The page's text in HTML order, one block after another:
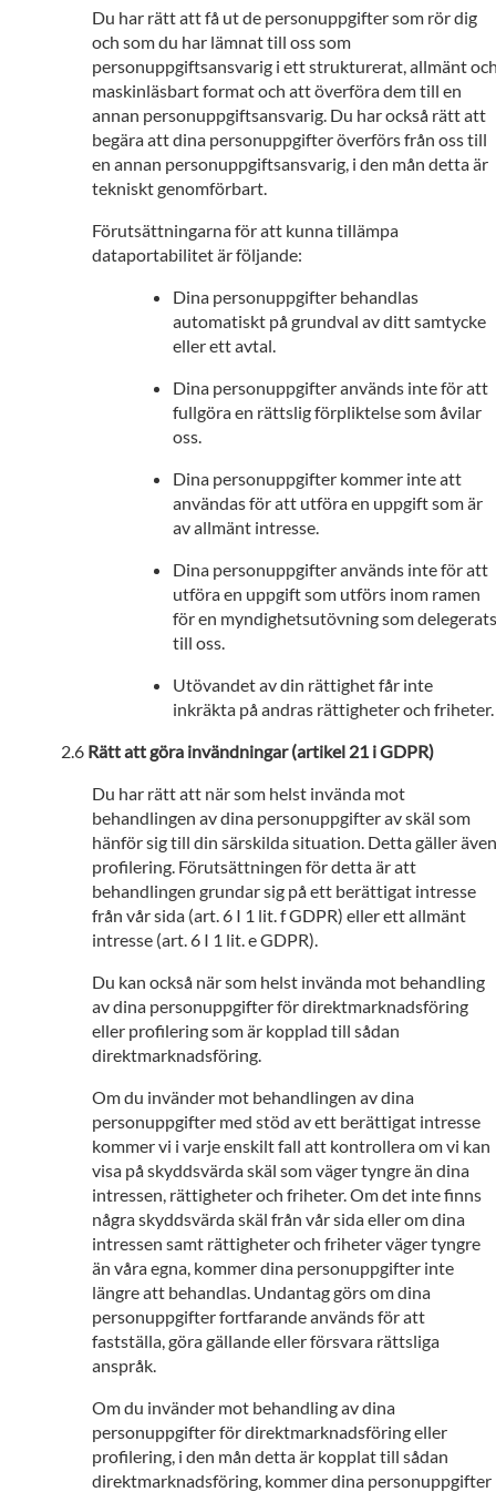
Du har rätt att få ut de personuppgifter som rör dig
och som du har lämnat till oss som
personuppgiftsansvarig i ett strukturerat, allmänt
maskinläsbart format och att överföra dem till en
annan personuppgiftsansvarig. Du har också rätt att
begära att dina personuppgifter överförs från oss till
en annan personuppgiftsansvarig, i den mån detta är
tekniskt genomförbart.
Förutsättningarna för att kunna tillämpa
dataportabilitet är följande:
Dina personuppgifter behandlas
automatiskt på grundval av ditt samtycke
eller ett avtal.
Dina personuppgifter används inte för att
fullgöra en rättslig förpliktelse som åvilar
oss.
Dina personuppgifter kommer inte att
användas för att utföra en uppgift som är
av allmänt intresse.
Dina personuppgifter används inte för att
utföra en uppgift som utförs inom ramen
för en myndighetsutövning som delegerats
till oss.
Utövandet av din rättighet får inte
inkräkta på andras rättigheter och friheter.
Rätt att göra invändningar (artikel 21 i GDPR)
Du har rätt att när som helst invända mot
behandlingen av dina personuppgifter av skäl som
hänför sig till din särskilda situation. Detta gäller även
profilering. Förutsättningen för detta är att
behandlingen grundar sig på ett berättigat intresse
från vår sida (art. 6 I 1 lit. f GDPR) eller ett allmänt
intresse (art. 6 I 1 lit. e GDPR).
Du kan också när som helst invända mot behandling
av dina personuppgifter för direktmarknadsföring
eller profilering som är kopplad till sådan
direktmarknadsföring.
Om du invänder mot behandlingen av dina
personuppgifter med stöd av ett berättigat intresse
kommer vi i varje enskilt fall att kontrollera om vi kan
visa på skyddsvärda skäl som väger tyngre än dina
intressen, rättigheter och friheter. Om det inte finns
några skyddsvärda skäl från vår sida eller om dina
intressen samt rättigheter och friheter väger tyngre
än våra egna, kommer dina personuppgifter inte
längre att behandlas. Undantag görs om dina
personuppgifter fortfarande används för att
fastställa, göra gällande eller försvara rättsliga
anspråk.
Om du invänder mot behandling av dina
personuppgifter för direktmarknadsföring eller
profilering, i den mån detta är kopplat till sådan
direktmarknadsföring, kommer dina personuppgifter